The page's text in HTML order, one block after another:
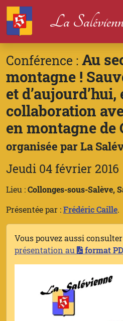
La
Conférence : Au
montagne !
et d’aujourd’hui,
collaboration
en montagne de
organisée par La
Jeudi 04 février 2016
Lieu :Collonges-sous-Salève,
Présentée par :Frédéric Caille.
Vous pouvez aussi
présentation au
format